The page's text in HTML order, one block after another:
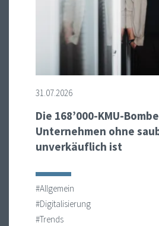
31.07.2026
Die 168’000-KMU-
Unternehmen ohne
unverkäuflich ist
#Allgemein
#Digitalisierung
#Trends